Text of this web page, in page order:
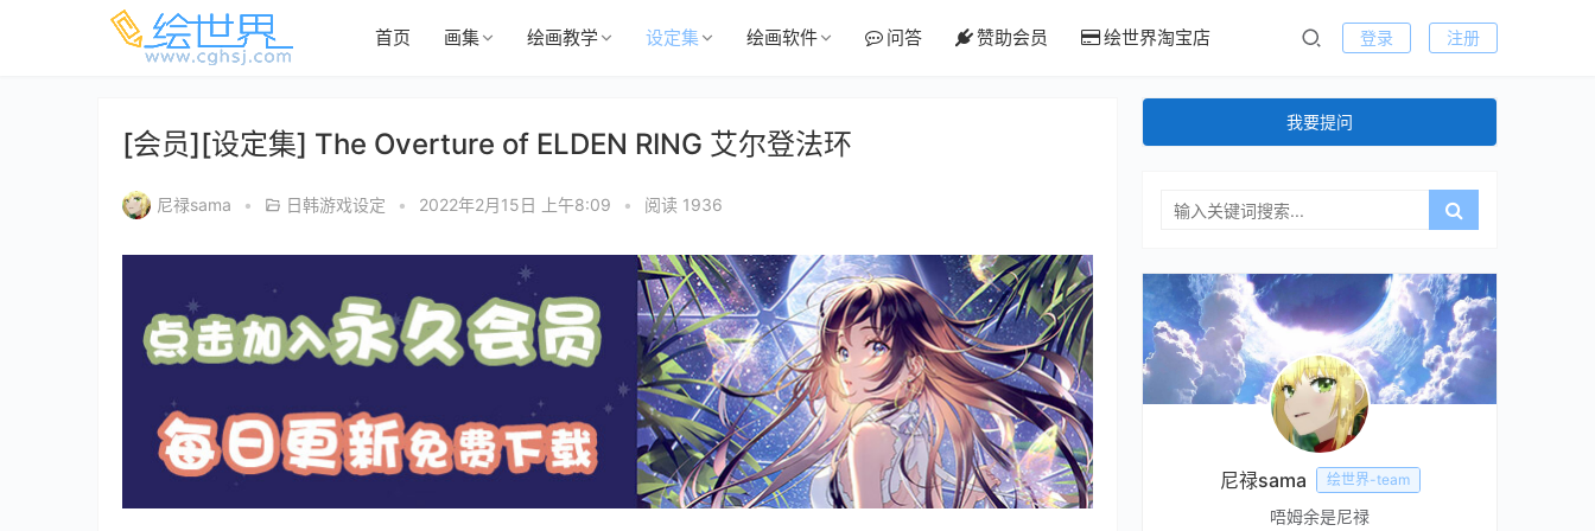
首页 画集 绘画教学 设定集 绘画软件 问答 赞助会员 绘世界淘宝店 登录 注册
[会员][设定集] The Overture of ELDEN RING 艾尔登法环
尼禄sama • 日韩游戏设定 • 2022年2月15日 上午8:09 • 阅读 1936
我要提问
尼禄sama 绘世界-team
唔姆余是尼禄